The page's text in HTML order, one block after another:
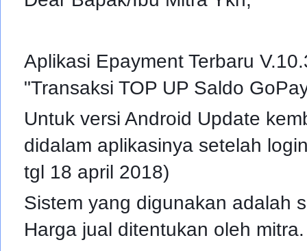
Aplikasi Epayment Terbaru
"Transaksi TOP UP Saldo
Untuk versi Android Update
didalam aplikasinya setelah
tgl 18 april 2018)
Sistem yang digunakan adalah
Harga jual ditentukan oleh mitra.